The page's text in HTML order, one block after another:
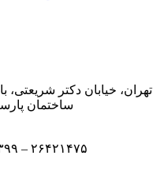
تهران، خیابان دکتر شریعتی،
ساختمان
۲۶۴۲۱۳۹۵ –